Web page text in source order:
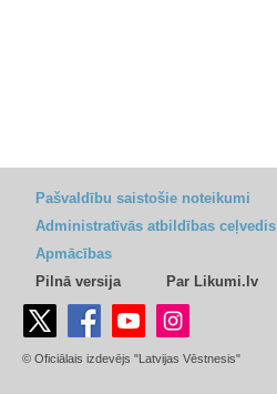
Pašvaldību saistošie noteikumi
Administratīvās atbildības ceļvedis
Apmācības
Pilnā versija
Par Likumi.lv
© Oficiālais izdevējs "Latvijas Vēstnesis"